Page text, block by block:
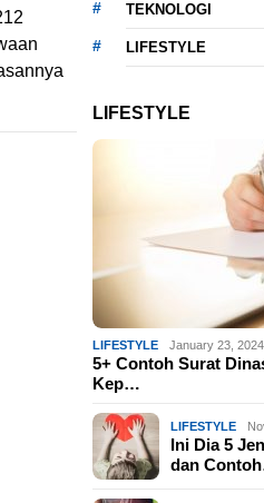
TEKNOLOGI
LIFESTYLE
LIFESTYLE
LIFESTYLE January 23, 2024
5+ Contoh Surat
Kep…
LIFESTYLE
Ini Dia 5
dan